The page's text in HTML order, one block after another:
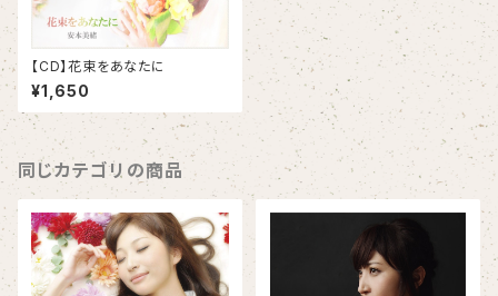
【CD】花束をあなたに
¥1,650
同じカテゴリの商品